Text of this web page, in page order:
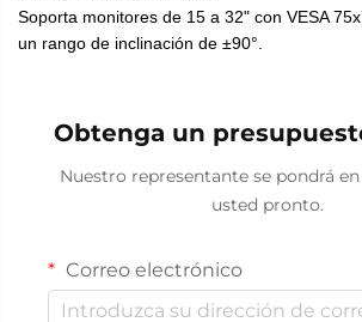
Soporta monitores de 15 a 32" con VESA
un rango de inclinación de ±90°.
Obtenga un
Nuestro representante se pondrá
usted pronto.
Correo electrónico